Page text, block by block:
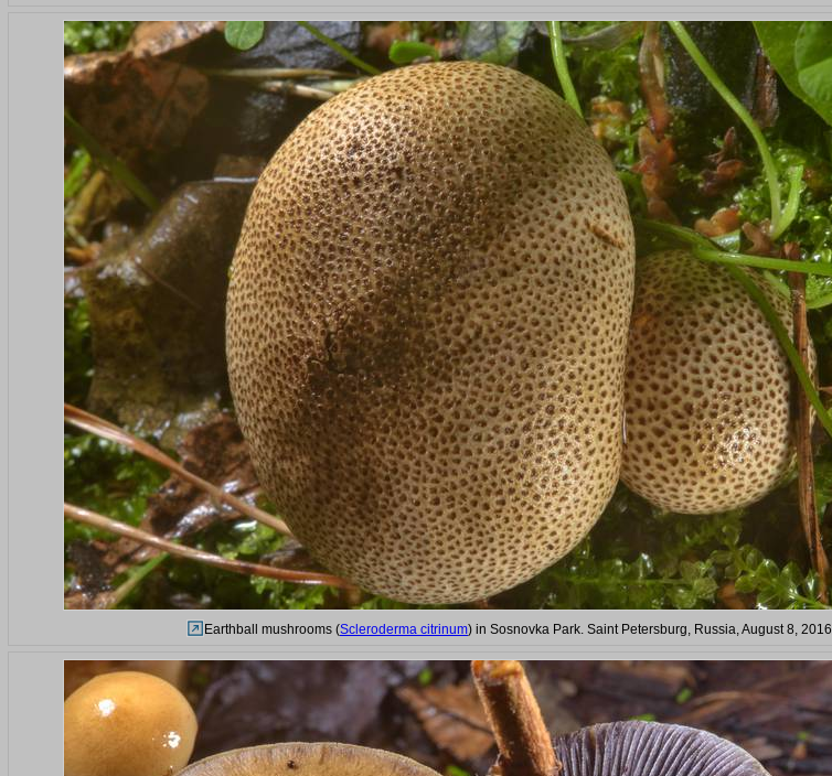
Earthball mushrooms (Scleroderma citrinum) in Sosnovka Park. Saint Petersburg, Russia, August 8, 2016